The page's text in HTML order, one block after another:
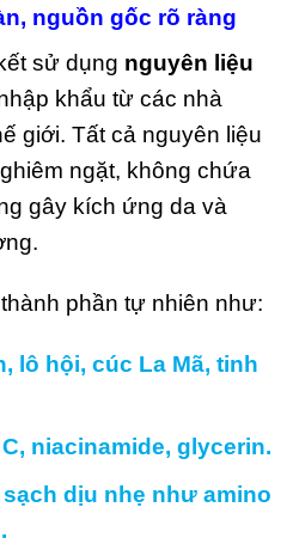
nguồn gốc rõ ràng
sử dụng nguyên liệu
khẩu từ các nhà
giới. Tất cả nguyên liệu
ngặt, không chứa
gây kích ứng da và
phần tự nhiên như:
lô hội, cúc La Mã, tinh
niacinamide, glycerin.
dịu nhẹ như amino